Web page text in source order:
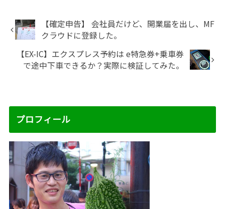
【確定申告】 会社員だけど、開業届を出し、MF
クラウドに登録した。
【EX-IC】エクスプレス予約は e特急券+乗車券
で途中下車できるか？実際に検証してみた。
プロフィール